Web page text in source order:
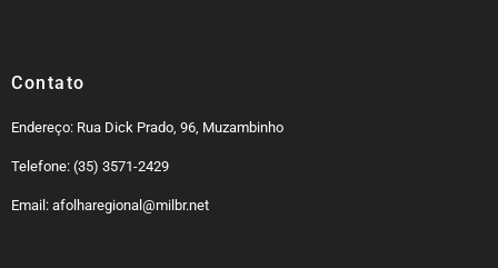
Contato
Endereço: Rua Dick Prado, 96, Muzambinho
Telefone: (35) 3571-2429
Email: afolharegional@milbr.net